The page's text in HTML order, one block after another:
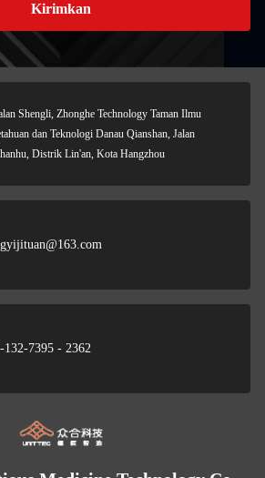
Kirimkan
Shengli, Zhonghe Technology Taman Ilmu
dan Teknologi Danau Qianshan, Jalan
Distrik Lin'an, Kota Hangzhou
132-7395 - 2362